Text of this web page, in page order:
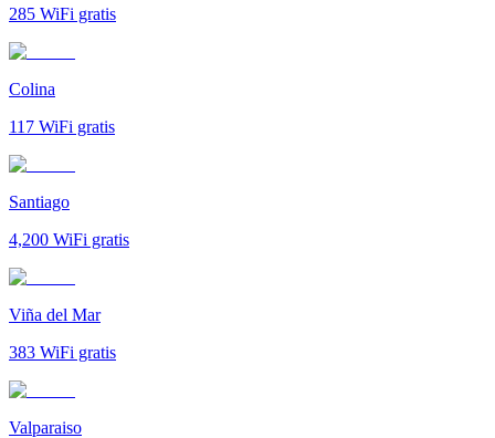
285 WiFi gratis
Colina
117 WiFi gratis
Santiago
4,200 WiFi gratis
Viña del Mar
383 WiFi gratis
Valparaiso